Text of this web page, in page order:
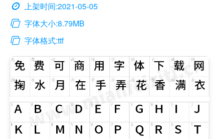
上架时间:2021-05-05
字体大小:8.79MB
字体格式:ttf